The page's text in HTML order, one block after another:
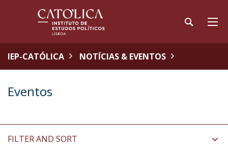
IEP-CATÓLICA NOTÍCIAS & EVENTOS
Eventos
FILTER AND SORT